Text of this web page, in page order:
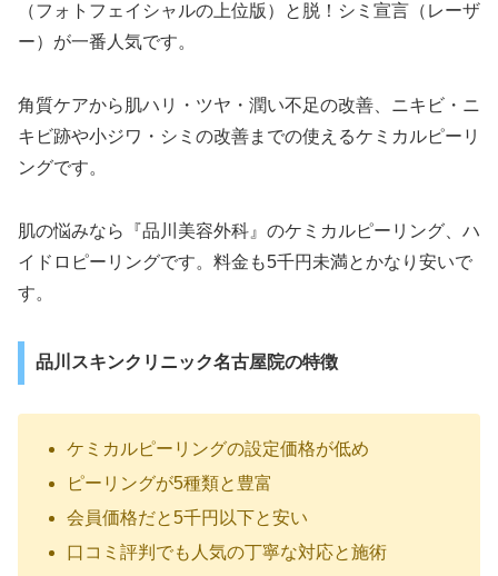
（フォトフェイシャルの上位版）と脱！シミ宣言（レーザ
ー）が一番人気です。
角質ケアから肌ハリ・ツヤ・潤い不足の改善、ニキビ・ニ
キビ跡や小ジワ・シミの改善までの使えるケミカルピーリ
ングです。
肌の悩みなら『品川美容外科』のケミカルピーリング、ハ
イドロピーリングです。料金も5千円未満とかなり安いで
す。
品川スキンクリニック名古屋院の特徴
ケミカルピーリングの設定価格が低め
ピーリングが5種類と豊富
会員価格だと5千円以下と安い
口コミ評判でも人気の丁寧な対応と施術